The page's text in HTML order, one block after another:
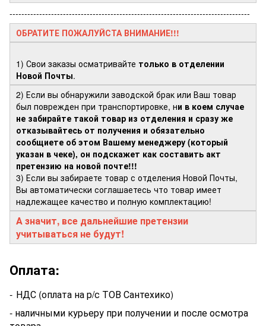
---------------------------------------------------------------------------------
ОБРАТИТЕ ПОЖАЛУЙСТА ВНИМАНИЕ!!!
1) Свои заказы осматривайте только в отделении
Новой Почты.
2) Если вы обнаружили заводской брак или Ваш товар
был поврежден при транспортировке, ни в коем случае
не забирайте такой товар из отделения и сразу же
отказывайтесь от получения и обязательно
сообщиете об этом Вашему менеджеру (который
указан в чеке), он подскажет как составить акт
претензию на новой почте!!!
3) Если вы забираете товар с отделения Новой Почты,
Вы автоматически соглашаетесь что товар имеет
надлежащее качество и полную комплектацию!
А значит, все дальнейшие претензии
учитываться не будут!
Оплата:
- НДС (оплата на р/с ТОВ Сантехико)
- наличными курьеру при получении и после осмотра